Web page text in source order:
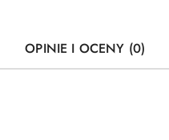
OPINIE I OCENY (0)